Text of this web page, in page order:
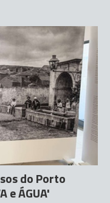
do Porto
e ÁGUA'